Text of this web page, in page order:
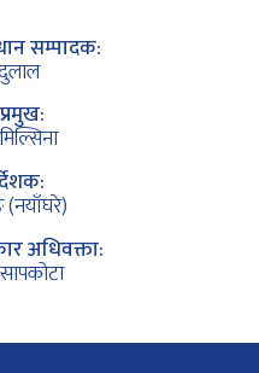
सम्पादक:
अधिवक्ता: